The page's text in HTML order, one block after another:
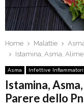
Home Malattie
Istamina, Asma,
Asma Infettive
Istamina,
Parere dello